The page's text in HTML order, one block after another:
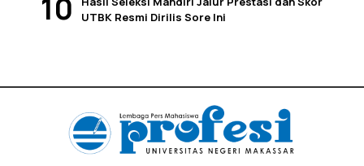
UTBK Resmi Dirilis Sore Ini